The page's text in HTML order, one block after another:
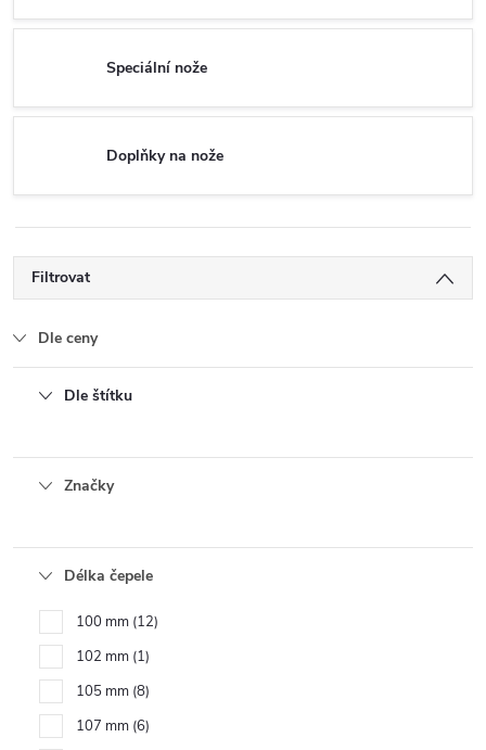
Speciální nože
Doplňky na nože
Filtrovat
Dle ceny
Dle štítku
Značky
Délka čepele
100 mm 12
102 mm 1
105 mm 8
107 mm 6